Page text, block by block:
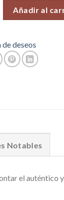
Añadir al
deseos
Notables
el auténtico